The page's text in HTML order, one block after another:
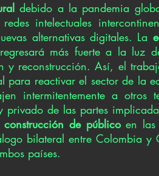
debido a la pandemia
intelectuales
alternativas digitales. La
más fuerte a la luz
y reconstrucción. Así, el
para reactivar el sector de la
intermitentemente a otros
privado de las partes
construcción de público en las
bilateral entre Colombia y
países.